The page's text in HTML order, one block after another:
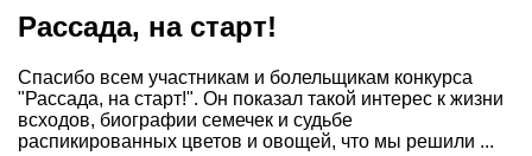
Рассада, на старт!
Спасибо всем участникам и болельщикам конкурса
"Рассада, на старт!". Он показал такой интерес к жизни
всходов, биографии семечек и судьбе
распикированных цветов и овощей, что мы решили ...